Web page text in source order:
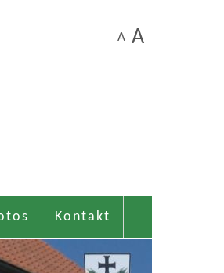
A A
Kontakt